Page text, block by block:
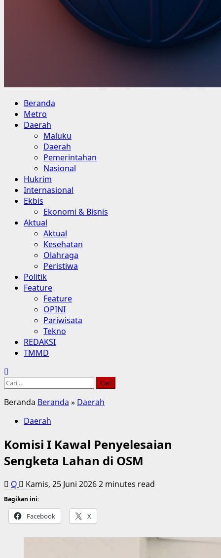
Primary
Menu
Beranda
Metro
Daerah
Maluku
Daerah
Pemerintahan
Nasional
Hukrim
Internasional
Ekbis
Ekonomi & Bisnis
Aktual
Aktual
Kesehatan
Olahraga
Peristiwa
Politik
Feature
Feature
OPINI
Pariwisata
Tekno
REDAKSI
TMMD
Cari
Beranda Beranda » Daerah
Daerah
Komisi I Kawal Penyelesaian
Sengketa Lahan di OSM
Q Kamis, 25 Juni 20262 minutes read
Bagikan ini:
Facebook X